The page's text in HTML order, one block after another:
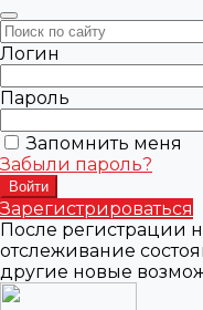
Логин
Пароль
Запомнить меня
Забыли пароль?
Зарегистрироваться
После регистрации
отслеживание
другие новые